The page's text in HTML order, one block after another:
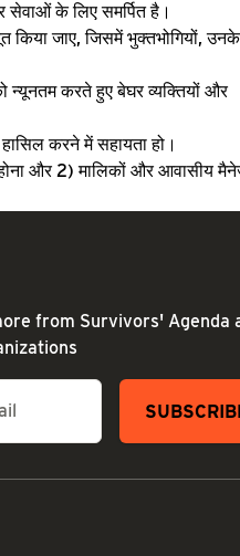
सेवाओं के लिए समर्पित है।
किया जाए, जिसमें भुक्तभोगियों, उनके
न्यूनतम करते हुए बेघर व्यक्तियों और
करने में सहायता हो।
और 2) मालिकों और आवासीय
from Survivors' Agenda